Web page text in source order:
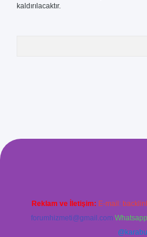
kaldırılacaktır.
Reklam ve İletişim: E-mail:
forumhizmeti@gmail.com
@karabul